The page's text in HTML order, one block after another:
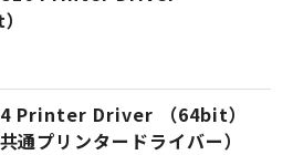
Printer Driver （64bit）
通プリンタードライバー）